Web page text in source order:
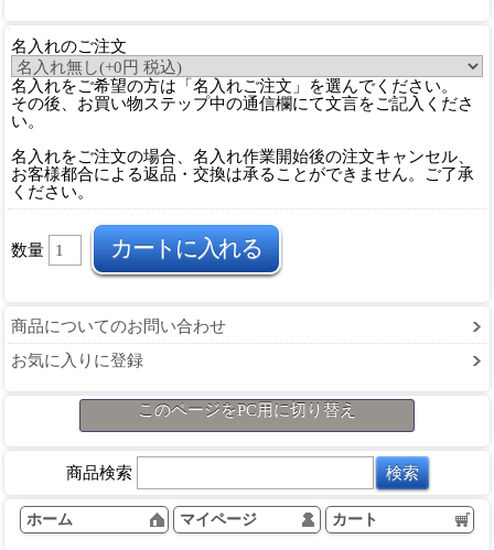
名入れのご注文
名入れをご希望の方は「名入れご注文」を選んでください。
その後、お買い物ステップ中の通信欄にて文言をご記入くださ
い。
名入れをご注文の場合、名入れ作業開始後の注文キャンセル、
お客様都合による返品・交換は承ることができません。ご了承
ください。
数量
商品についてのお問い合わせ
お気に入りに登録
このページをPC用に切り替え
商品検索
ホーム マイページ カート